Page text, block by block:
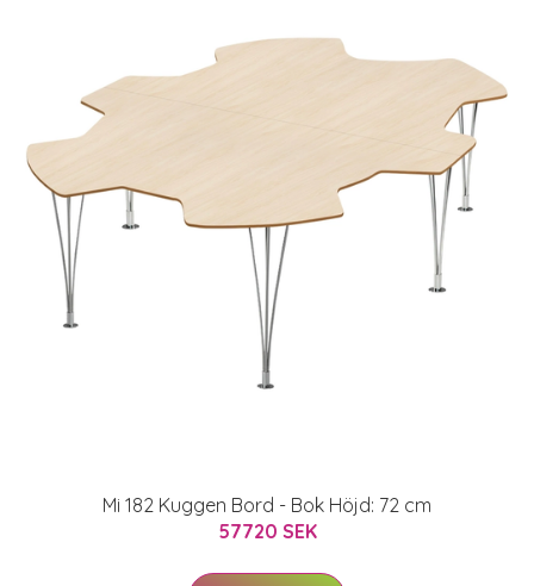
Mi 182 Kuggen Bord - Bok Höjd: 72 cm
57720 SEK